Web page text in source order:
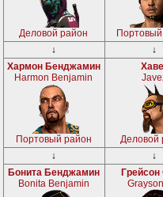
Деловой район
↓
↓
Хармон Бенджамин
Harmon Benjamin
Портовый район
Деловой
↓
↓
Бонита Бенджамин
Bonita Benjamin